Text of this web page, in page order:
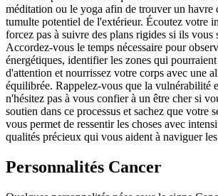
méditation ou le yoga afin de trouver un havre
tumulte potentiel de l'extérieur. Écoutez votre
forcez pas à suivre des plans rigides si ils vous
Accordez-vous le temps nécessaire pour
énergétiques, identifier les zones qui
d'attention et nourrissez votre corps avec une
équilibrée. Rappelez-vous que la vulnérabilité
n'hésitez pas à vous confier à un être cher si
soutien dans ce processus et sachez que votre
vous permet de ressentir les choses avec
qualités précieux qui vous aident à naviguer
Personnalités Cancer